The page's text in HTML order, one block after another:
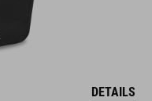
DETAILS